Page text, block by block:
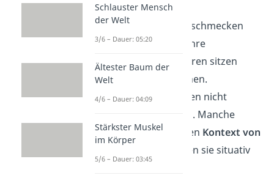
Gräser.
🦋 Schmetterlinge schmecken
mit ihren Füßen
. Ihre
Geschmackssensoren sitzen
direkt auf den Beinen.
🦜 Papageien ahmen nicht
einfach Laute nach. Manche
Arten verstehen den Kontext von
und setzen sie situativ
Schlauster Mensch
der Welt
3/6 – Dauer: 05:20
Ältester Baum der
Welt
4/6 – Dauer: 04:09
Stärkster Muskel
im Körper
5/6 – Dauer: 03:45